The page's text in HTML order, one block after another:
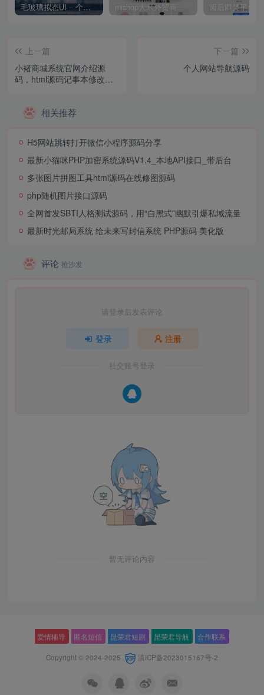
毛玻璃拟态UI – 个人主页（开源版）
上一篇
小褚商城系统官网介绍源
码，html源码记事本修改上
下一篇
个人网站导航源码
相关推荐
H5网站跳转打开微信小程序源码分享
最新小猫咪PHP加密系统源码V1.4_本地API接口_带后台
多张图片拼图工具html源码在线修图源码
php随机图片接口源码
全网首发SBTI人格测试源码，用“自黑式”幽默引爆私域流量
最新时光邮局系统 给未来写封信系统 PHP源码 美化版
评论 抢沙发
请登录后发表评论
登录 注册
社交账号登录
暂无评论内容
爱情辅导 匿名短信 昆荣君短剧 昆荣君导航 合作联系
Copyright © 2024-2025 滇ICP备2023015167号-2